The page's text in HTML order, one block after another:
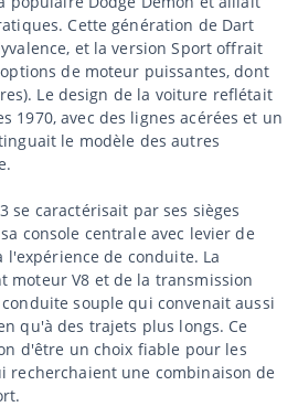
Cette génération de Dart
et la version Sport offrait
de moteur puissantes, dont
Le design de la voiture reflétait
1970, avec des lignes acérées et un
le modèle des autres
se caractérisait par ses sièges
console centrale avec levier de
de conduite. La
moteur V8 et de la transmission
souple qui convenait aussi
qu'à des trajets plus longs. Ce
d'être un choix fiable pour les
recherchaient une combinaison de